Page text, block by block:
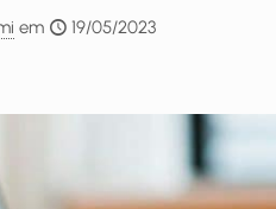
em 19/05/2023